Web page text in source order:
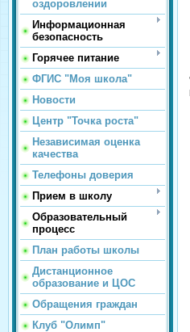
оздоровлении
Информационная
безопасность
Горячее питание
ФГИС "Моя школа"
Новости
Центр "Точка роста"
Независимая оценка
качества
Телефоны доверия
Прием в школу
Образовательный
процесс
План работы школы
Дистанционное
образование и ЦОС
Обращения граждан
Клуб "Олимп"